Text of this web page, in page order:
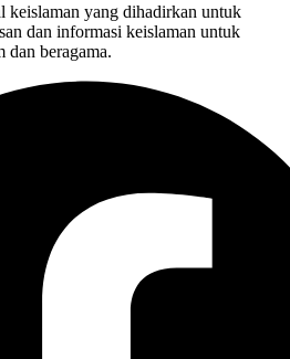
keislaman yang dihadirkan untuk
dan informasi keislaman untuk
dan beragama.